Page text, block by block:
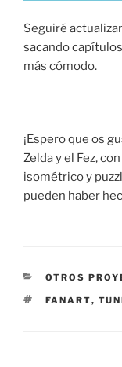
Seguiré
sacando
más cómodo.
¡Espero que os
Zelda y el Fez,
isométrico y
pueden haber
CATEGORÍAS
OTROS
ETIQUETAS
FANART,